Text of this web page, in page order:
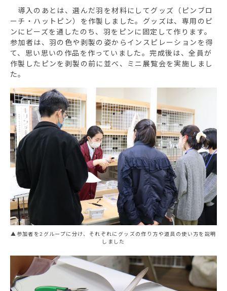
導入のあとは、選んだ羽を材料にしてグッズ（ピンブロ
ーチ・ハットピン）を作製しました。グッズは、専用のピ
ンにビーズを通したのち、羽をピンに固定して作ります。
参加者は、羽の色や剥製の姿からインスピレーションを得
て、思い思いの作品を作っていました。完成後は、全員が
作製したピンを剥製の前に並べ、ミニ展覧会を実施しまし
た。
▲参加者を2グループに分け、それぞれにグッズの作り方や道具の使い方を説明
しました